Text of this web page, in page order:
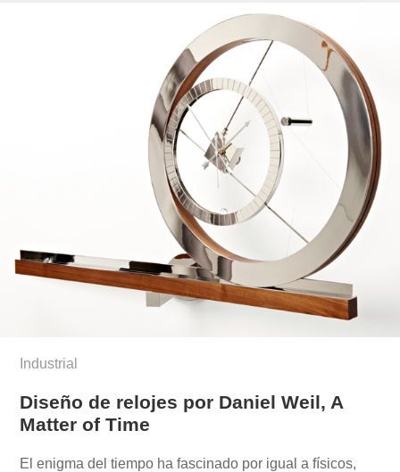
Industrial
Diseño de relojes por Daniel Weil, A
Matter of Time
El enigma del tiempo ha fascinado por igual a físicos,